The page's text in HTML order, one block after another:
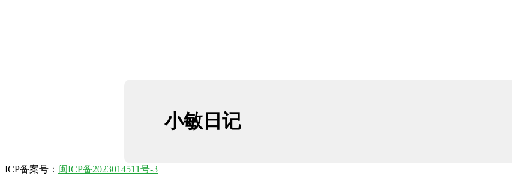
小敏日记
ICP备案号： 闽ICP备2023014511号-3